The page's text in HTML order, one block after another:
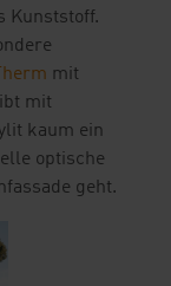
Kunststoff.
mit
mit
kaum ein
optische
geht.